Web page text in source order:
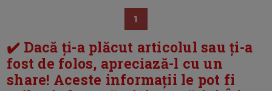
1
✔️ Dacă ți-a plăcut articolul sau ți-a
fost de folos, apreciază-l cu un
share! Aceste informații le pot fi